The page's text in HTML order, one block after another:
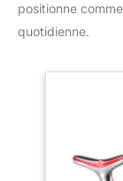
positionne
quotidienne.